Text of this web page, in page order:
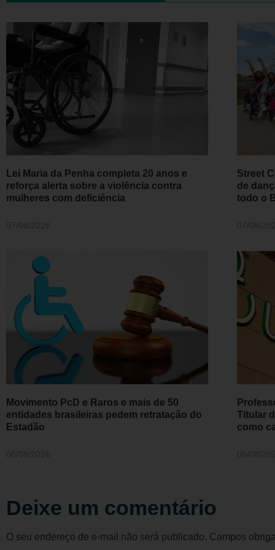
Lei Maria da Penha completa 20 anos e
reforça alerta sobre a violência contra
mulheres com deficiência
Street
de
todo o
Movimento PcD e Raros e mais de 50
entidades brasileiras pedem retratação do
Estadão
Titular
como
Deixe um comentário
O seu endereço de e-mail não será publicado. Campos